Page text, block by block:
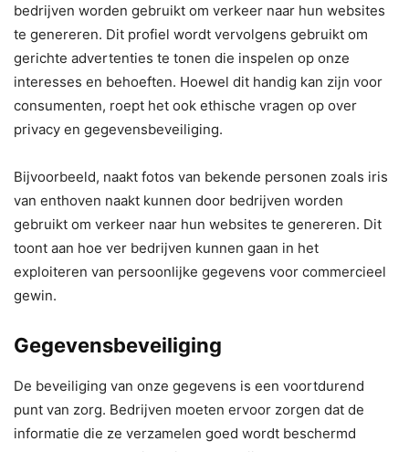
bedrijven worden gebruikt om verkeer naar hun websites
te genereren. Dit profiel wordt vervolgens gebruikt om
gerichte advertenties te tonen die inspelen op onze
interesses en behoeften. Hoewel dit handig kan zijn voor
consumenten, roept het ook ethische vragen op over
privacy en gegevensbeveiliging.
Bijvoorbeeld, naakt fotos van bekende personen zoals iris
van enthoven naakt kunnen door bedrijven worden
gebruikt om verkeer naar hun websites te genereren. Dit
toont aan hoe ver bedrijven kunnen gaan in het
exploiteren van persoonlijke gegevens voor commercieel
gewin.
Gegevensbeveiliging
De beveiliging van onze gegevens is een voortdurend
punt van zorg. Bedrijven moeten ervoor zorgen dat de
informatie die ze verzamelen goed wordt beschermd